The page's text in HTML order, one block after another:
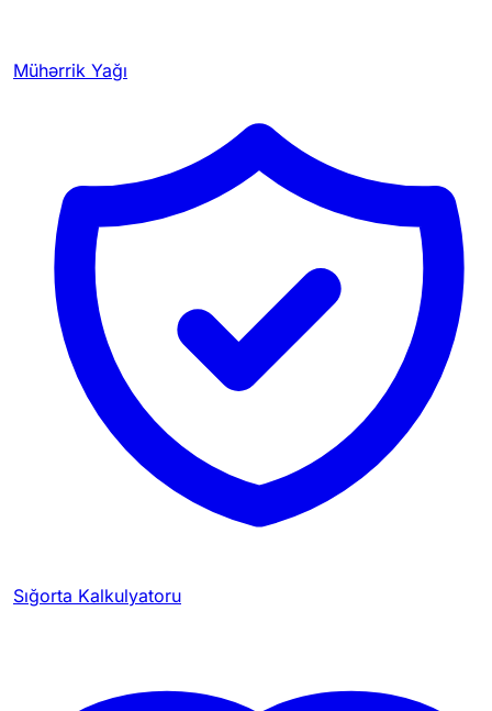
Mühərrik Yağı
Sığorta Kalkulyatoru